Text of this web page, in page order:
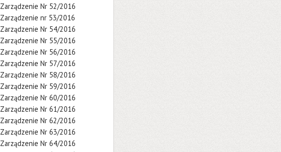
Zarządzenie Nr 52/2016
Zarządzenie nr 53/2016
Zarządzenie Nr 54/2016
Zarządzenie Nr 55/2016
Zarządzenie Nr 56/2016
Zarządzenie Nr 57/2016
Zarządzenie Nr 58/2016
Zarządzenie Nr 59/2016
Zarządzenie Nr 60/2016
Zarządzenie Nr 61/2016
Zarządzenie Nr 62/2016
Zarządzenie Nr 63/2016
Zarządzenie Nr 64/2016